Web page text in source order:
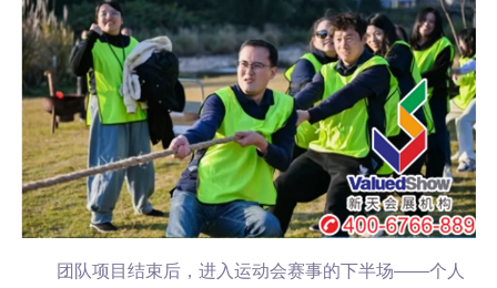
团队项目结束后，进入运动会赛事的下半场——个人